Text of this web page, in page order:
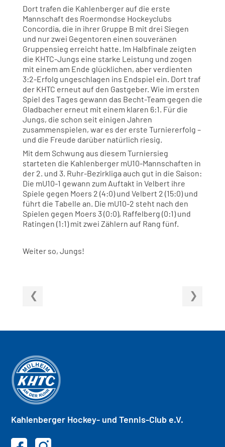
Dort trafen die Kahlenberger auf die erste
Mannschaft des Roermondse Hockeyclubs
Concordia, die in ihrer Gruppe B mit drei Siegen
und nur zwei Gegentoren einen souveränen
Gruppensieg erreicht hatte. Im Halbfinale zeigten
die KHTC-Jungs eine starke Leistung und zogen
mit einem am Ende glücklichen, aber verdienten
3:2-Erfolg ungeschlagen ins Endspiel ein. Dort traf
der KHTC erneut auf den Gastgeber. Wie im ersten
Spiel des Tages gewann das Becht-Team gegen die
Gladbacher erneut mit einem klaren 6:1. Für die
Jungs, die schon seit einigen Jahren
zusammenspielen, war es der erste Turniererfolg –
und die Freude darüber natürlich riesig.
Mit dem Schwung aus diesem Turniersieg
starteten die Kahlenberger mU10-Mannschaften in
der 2. und 3. Ruhr-Bezirkliga auch gut in die Saison:
Die mU10-1 gewann zum Auftakt in Velbert ihre
Spiele gegen Moers 2 (4:0) und Velbert 2 (15:0) und
führt die Tabelle an. Die mU10-2 steht nach den
Spielen gegen Moers 3 (0:0), Raffelberg (0:1) und
Ratingen (1:1) mit zwei Zählern auf Rang fünf.
Weiter so, Jungs!
Kahlenberger Hockey- und Tennis-Club e.V.